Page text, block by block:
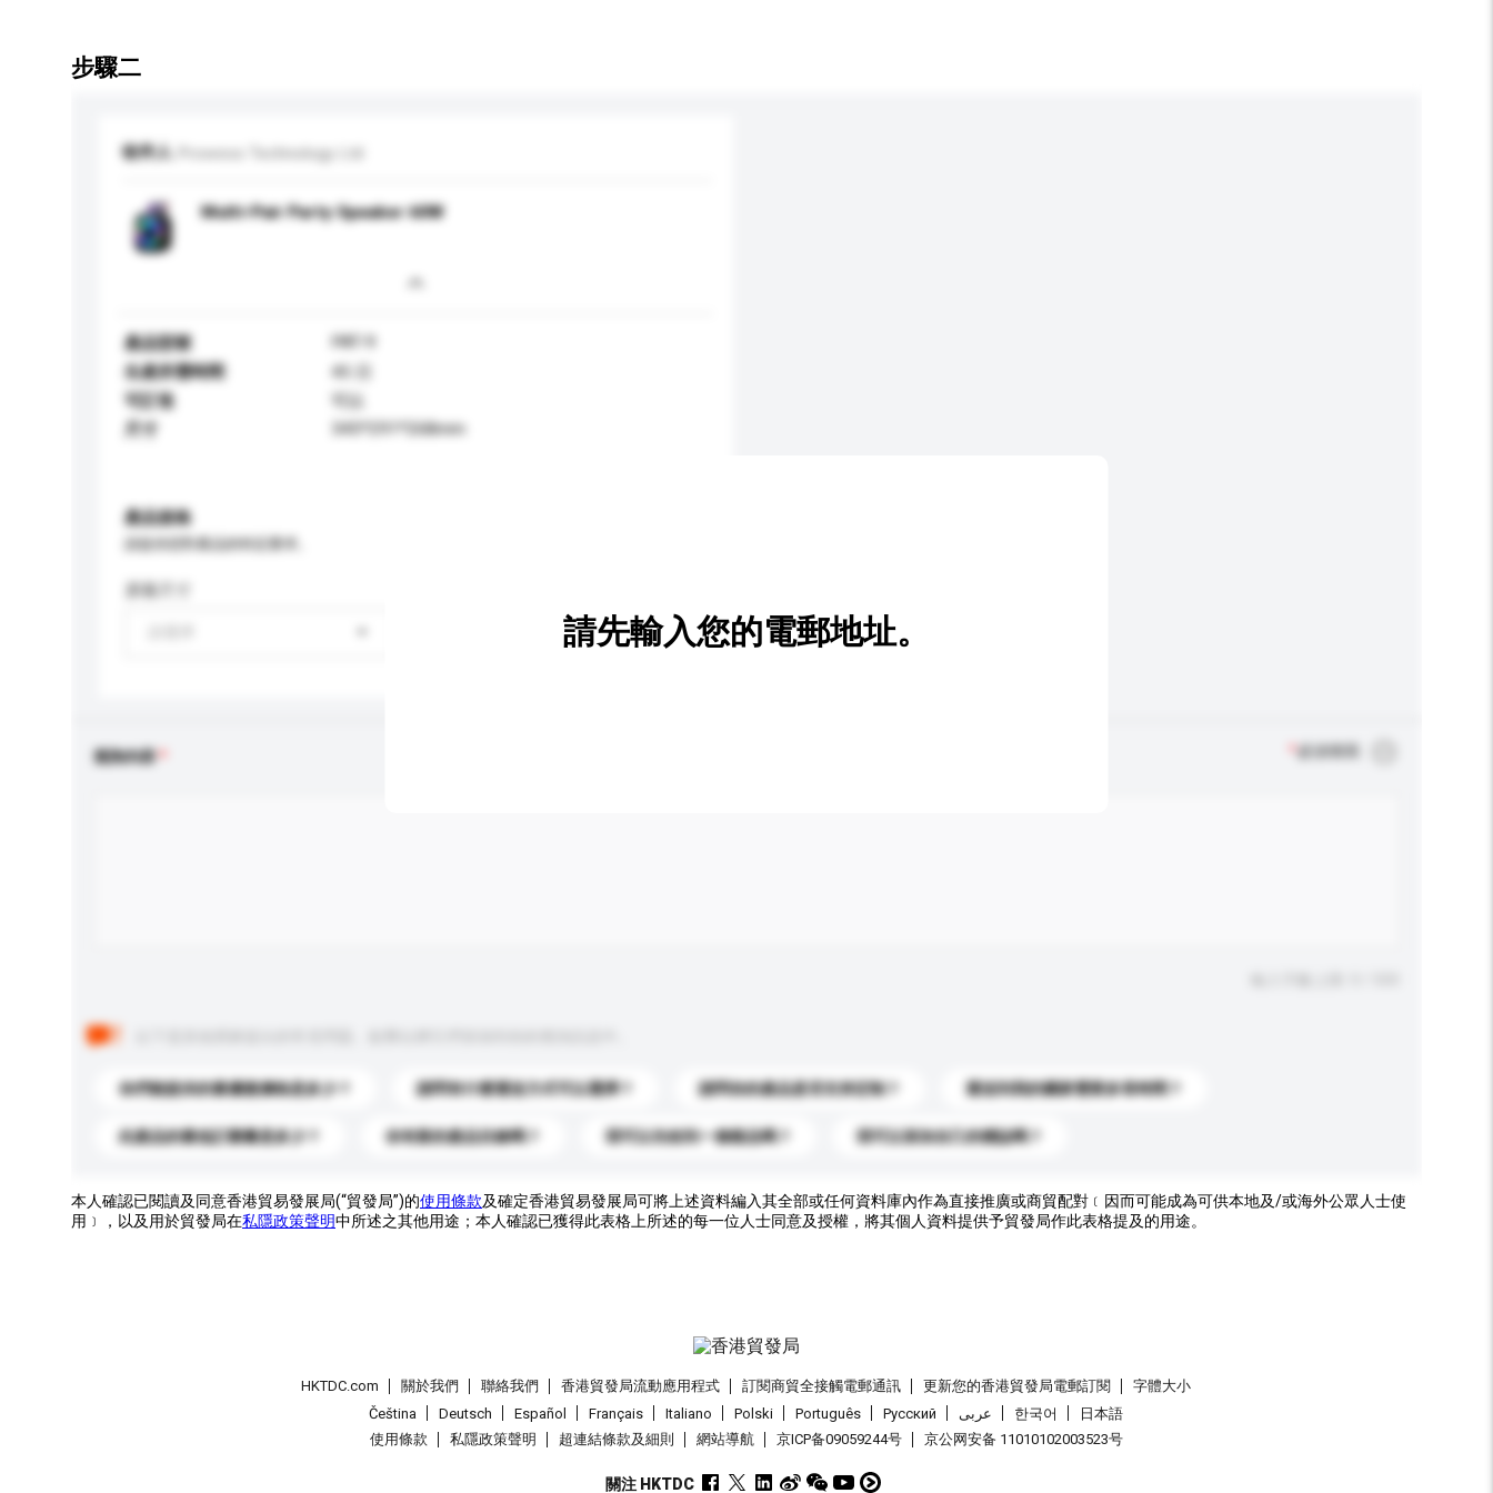
步驟二
收件人 Prowess Technology Ltd
Multi-Pair Party Speaker 60W
產品型號
PAT-9
生產所需時間
45 日
可訂造
可以
345*291*268mm
產品規格
新增/刪除選項
查詢內容
你們能提供的最優惠價格是多少？ 請問有什麼運送方式可以選擇？ 請問你的產品是否支持定制？ 運送到我的國家需要多長時間？
此產品的最低訂購量是多少？ 你有新的產品目錄嗎？ 我可以先收到一個樣品嗎？ 我可以添加自己的標誌嗎？
請先輸入您的電郵地址。
本人確認已閱讀及同意香港貿易發展局(“貿發局”)的使用條款及確定香港貿易發展局可將上述資料編入其全部或任何資料庫內作為直接推廣或商貿配對﹝因而可能成為可供本地及/或海外公眾人士使
用﹞，以及用於貿發局在私隱政策聲明中所述之其他用途；本人確認已獲得此表格上所述的每一位人士同意及授權，將其個人資料提供予貿發局作此表格提及的用途。
HKTDC.com 關於我們 聯絡我們 香港貿發局流動應用程式 訂閱商貿全接觸電郵通訊 更新您的香港貿發局電郵訂閱
字體大小
Čeština
Deutsch Español Français Italiano Polski Português Pусский عربى 한국어
日本語
使用條款
私隱政策聲明 超連結條款及細則 網站導航 京ICP备09059244号 京公网安备 11010102003523号
關注 HKTDC